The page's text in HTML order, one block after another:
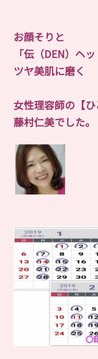
お顔そりと
「伝（DEN）ヘ
ツヤ美肌に磨く
女性理容師の【
藤村仁美でした。